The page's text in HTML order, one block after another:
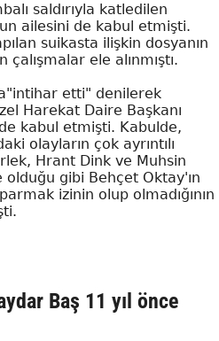
saldırıyla katledilen
ailesini de kabul etmişti.
suikasta ilişkin dosyanın
ele alınmıştı.
etti" denilerek
Harekat Daire Başkanı
kabul etmişti. Kabulde,
olayların çok ayrıntılı
Hrant Dink ve Muhsin
olduğu gibi Behçet Oktay'ın
izinin olup olmadığının
Baş 11 yıl önce